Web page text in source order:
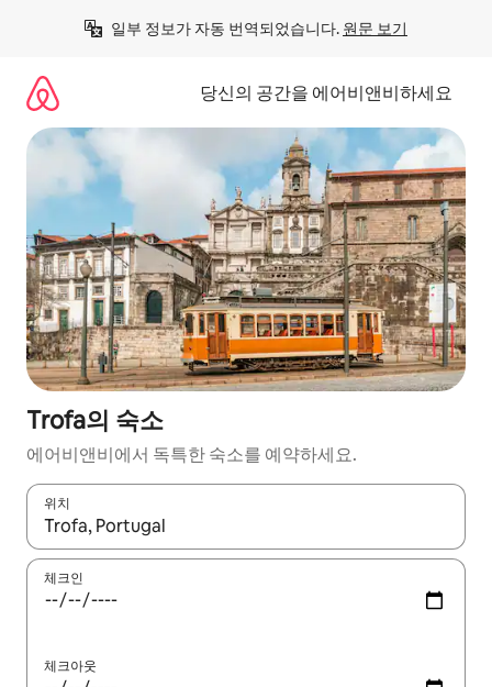
일부 정보가 자동 번역되었습니다. 원문 보기
당신의 공간을 에어비앤비하세요
Trofa의 숙소
에어비앤비에서 독특한 숙소를 예약하세요.
위치
결과가 나오면 위·아래 화살표 키를 사용하거나 터치 또는 스와이
체크인
체크아웃